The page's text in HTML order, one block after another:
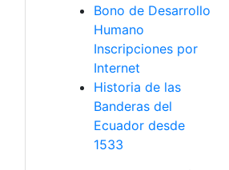
Bono de Desarrollo
Humano
Inscripciones por
Internet
Historia de las
Banderas del
Ecuador desde
1533